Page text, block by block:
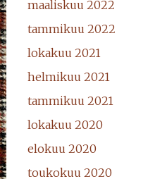
maaliskuu 2022
tammikuu 2022
lokakuu 2021
helmikuu 2021
tammikuu 2021
lokakuu 2020
elokuu 2020
toukokuu 2020